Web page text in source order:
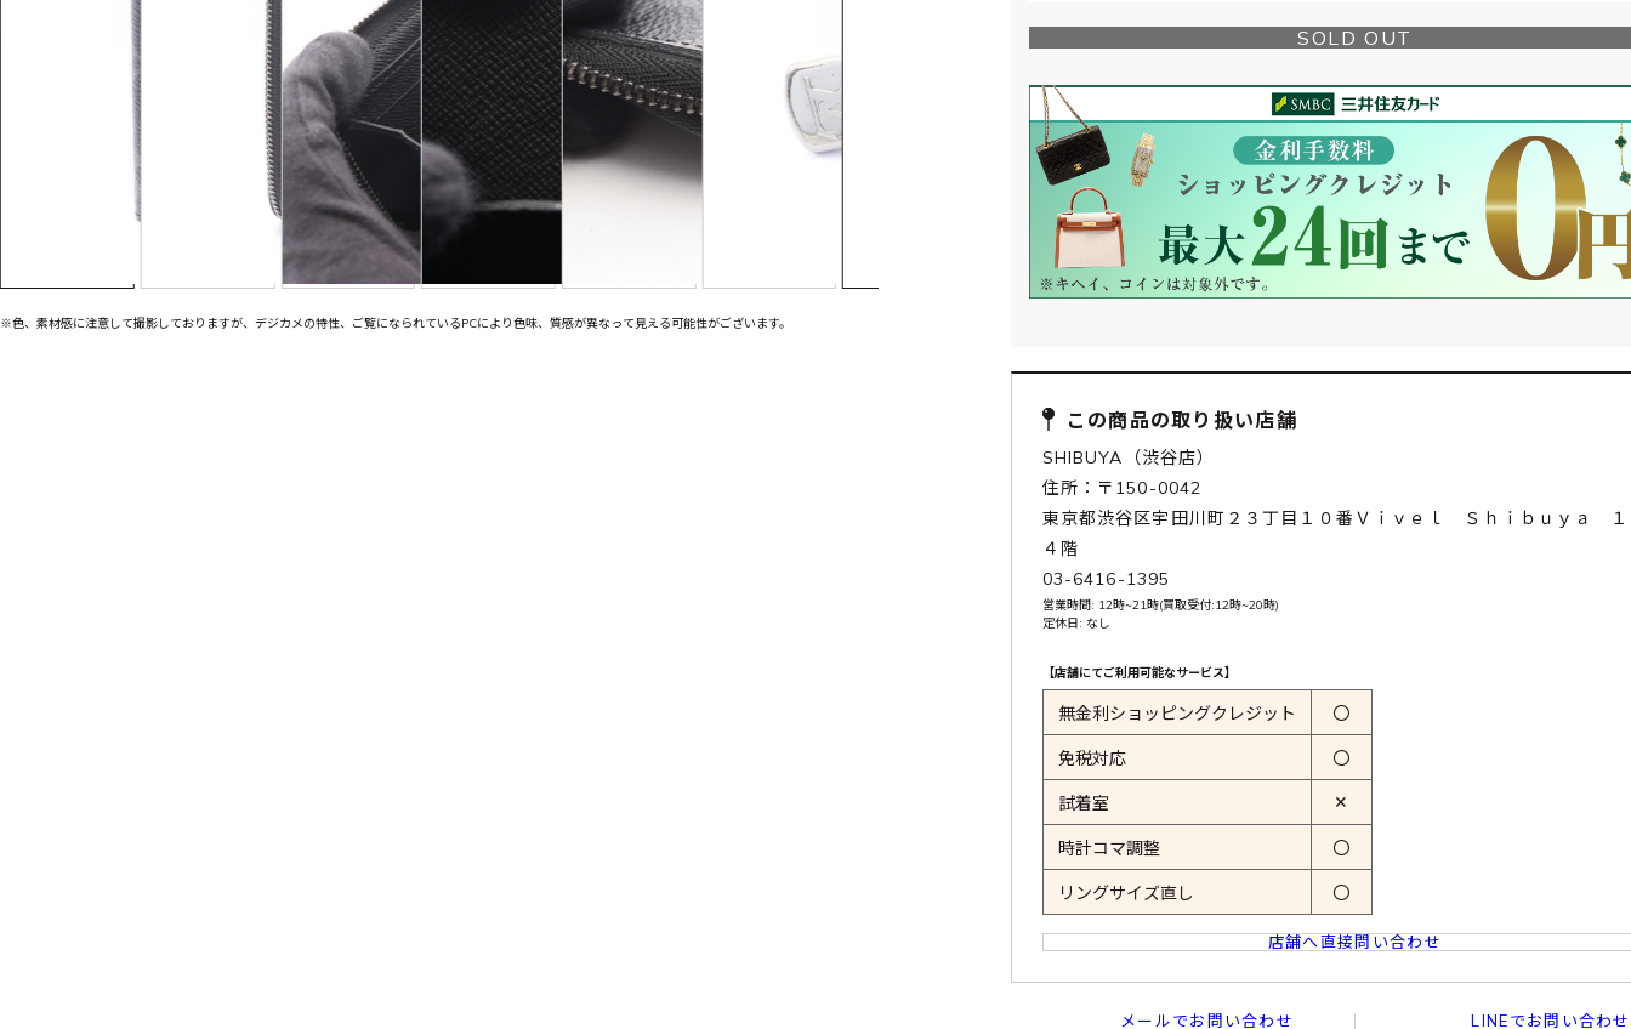
※色、素材感に注意して撮影しておりますが、デジカメの特性、ご覧になられているPCにより色味、質感が異なって見える可能性がございます。
SOLD OUT
この商品の取り扱い店舗
SHIBUYA（渋谷店）
住所：〒150-0042
東京都渋谷区宇田川町２３丁目１０番Ｖｉｖｅｌ Ｓｈｉｂｕｙａ
４階
03-6416-1395
営業時間: 12時~21時(買取受付:12時~20時)
定休日: なし
【店舗にてご利用可能なサービス】
無金利ショッピングクレジット 〇
免税対応 〇
試着室 ✕
時計コマ調整 〇
リングサイズ直し 〇
店舗へ直接問い合わせ
メールでお問い合わせ LINEでお問い合わせ